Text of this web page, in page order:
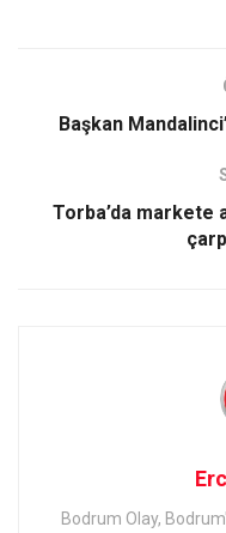
Başkan
Torba’da markete
Bodrum Olay,